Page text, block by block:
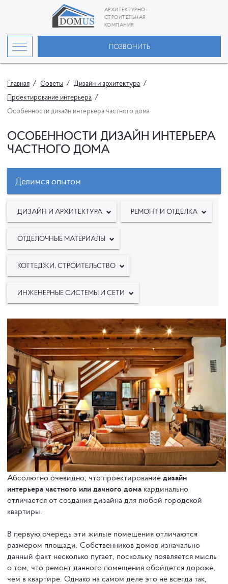
АРХИТЕКТУРНО-
СТРОИТЕЛЬНАЯ
КОМПАНИЯ
ПОЗВОНИТЬ
Главная Советы
Дизайн и архитектура
Проектирование интерьера
Особенности дизайн интерьера частного дома
ОСОБЕННОСТИ ДИЗАЙН ИНТЕРЬЕРА
ЧАСТНОГО ДОМА
Делимся опытом
ДИЗАЙН И АРХИТЕКТУРА РЕМОНТ И ОТДЕЛКА
ОТДЕЛОЧНЫЕ МАТЕРИАЛЫ
КОТТЕДЖИ, СТРОИТЕЛЬСТВО
ИНЖЕНЕРНЫЕ СИСТЕМЫ И СЕТИ
Абсолютно очевидно, что проектирование дизайн
интерьера частного или дачного дома кардинально
отличается от создания дизайна для любой городской
квартиры.
В первую очередь эти жилые помещения отличаются
размером площади. Собственников домов изначально
данный факт несколько пугает, поскольку появляется мысль
о том, что ремонт данного помещения обойдется дороже,
чем в квартире. Однако на самом деле это не всегда так,